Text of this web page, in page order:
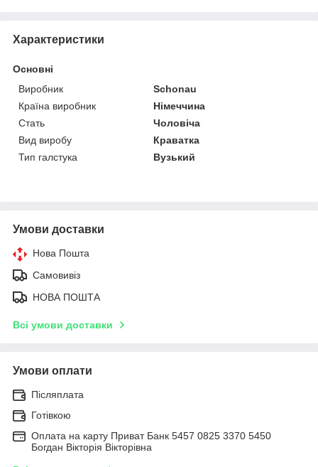
Характеристики
Основні
Виробник
Schonau
Країна виробник
Німеччина
Стать
Чоловіча
Вид виробу
Краватка
Тип галстука
Вузький
Умови доставки
Нова Пошта
Самовивіз
НОВА ПОШТА
Всі умови доставки
Умови оплати
Післяплата
Готівкою
Оплата на карту Приват Банк 5457 0825 3370 5450
Богдан Вікторія Вікторівна